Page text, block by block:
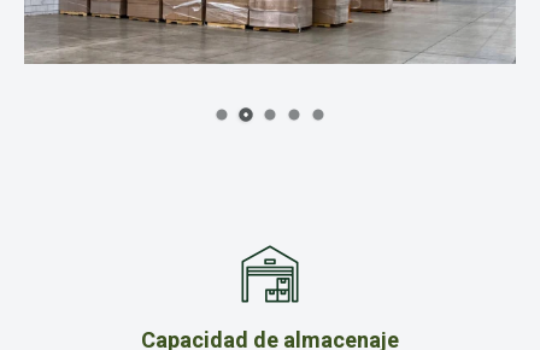
Capacidad de almacenaje